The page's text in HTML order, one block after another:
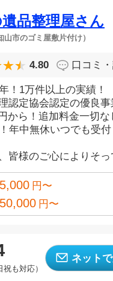
品整理屋さん
山市のゴミ屋敷片付け）
4.80 口コミ
！1万件以上の実績！
認定協会認定の優良事
から！追加料金一切な
年中無休いつでも受付
皆様のご心によりそ
円〜
円〜
も対応）
ネット